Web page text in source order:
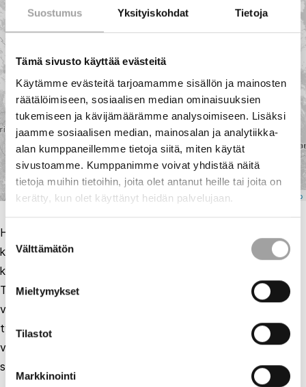
Suostumus Yksityiskohdat Tietoja
Tämä sivusto käyttää evästeitä
Käytämme evästeitä tarjoamamme sisällön ja mainosten
räätälöimiseen, sosiaalisen median ominaisuuksien
tukemiseen ja kävijämäärämme analysoimiseen. Lisäksi
jaamme sosiaalisen median, mainosalan ja analytiikka-
alan kumppaneillemme tietoja siitä, miten käytät
sivustoamme. Kumppanimme voivat yhdistää näitä
tietoja muihin tietoihin, joita olet antanut heille tai joita on
kerätty, kun olet käyttänyt heidän palvelujaan.
Suostumuksen
valinta
Välttämätön
Mieltymykset
Tilastot
Markkinointi
20
5
34
20
7
Leaflet OpenStreetMap
Huomaathan, että kartta ei anna tasapainoista kuvaa
kaikista energia-alan toimialoista. Osa tuotantomuodoista,
kuten ydinvoima, on jo entuudestaan vahvasti säänneltyä.
Tämä tarkoittaa, että kyseinen tuotantomuoto on lailla
velvoitettu tekemään enemmän vastuullisuuteen liittyvää
työtä. Näissä tapauksissa kaikkea tehtyä
vastuullisuustoimintaa ei luokitella vapaaehtoiseksi ja siten
se ei näy kartalla.